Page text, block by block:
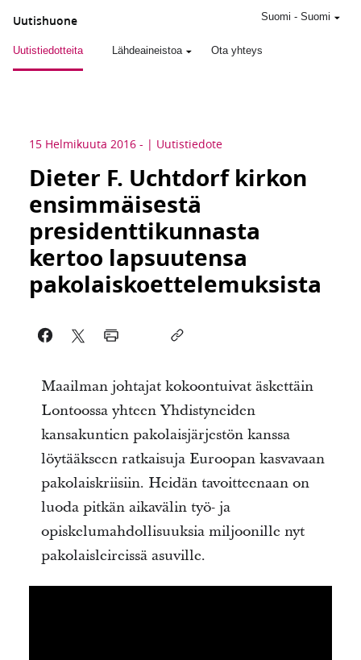
Uutishuone
Uutistiedotteita Lähdeaineistoa Ota yhteys
Suomi - Suomi
15 Helmikuuta 2016 - Uutistiedote
Dieter F. Uchtdorf kirkon
ensimmäisestä
presidenttikunnasta
kertoo lapsuutensa
pakolaiskoettelemuksista
Maailman johtajat kokoontuivat äskettäin
Lontoossa yhteen Yhdistyneiden
kansakuntien pakolaisjärjestön kanssa
löytääkseen ratkaisuja Euroopan kasvavaan
pakolaiskriisiin. Heidän tavoitteenaan on
luoda pitkän aikavälin työ- ja
opiskelumahdollisuuksia miljoonille nyt
pakolaisleireissä asuville.